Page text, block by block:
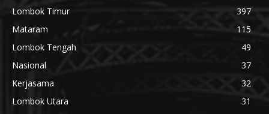
Lombok Timur
397
Mataram
115
Lombok Tengah
49
Nasional
37
Kerjasama
32
Lombok Utara
31